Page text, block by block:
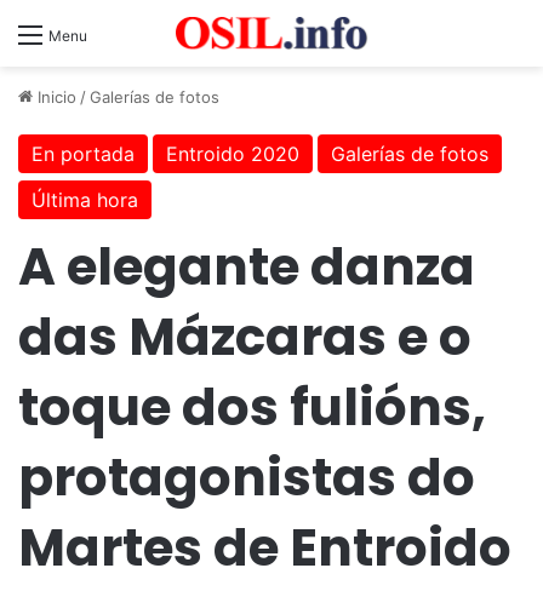
Menu
Inicio /Galerías de fotos
En portada Entroido 2020
Galerías de fotos
Última hora
A elegante danza
das Mázcaras e o
toque dos fulións,
protagonistas do
Martes de Entroido